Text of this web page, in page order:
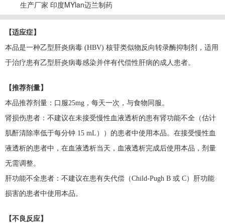
生产厂家 印度MYlan迈兰制药
【适应症】
本品是一种乙型肝炎病毒 (HBV) 核苷类似物反向转录酶抑制剂，适用
于治疗患有乙型肝炎病毒感染并伴有代偿性肝病的成人患者。
【推荐剂量】
本品推荐剂量： 口服25mg，每天一次，与食物同服。
肾损伤患者： 不建议在未接受慢性血液透析的患有肾功能不全（估计
肌酐清除率低于每分钟 15 mL））的患者中使用本品。在接受慢性血
液透析的患者中，在血液透析当天，血液透析完成后使用本品，剂量
无需调整。
肝功能不全患者： 不建议在患有失代偿（Child-Pugh B 或 C）肝功能
损害的患者中使用本品。
【不良反应】